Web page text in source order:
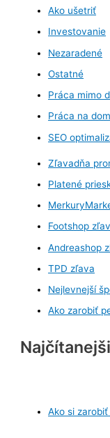
Ako ušetriť
Investovanie
Nezaradené
Ostatné
Práca mimo
Práca na
SEO
Zľavadňa
Platené
Footshop
Andreashop
TPD zľava
Nejlevnejší
Ako zarobiť
Ako si